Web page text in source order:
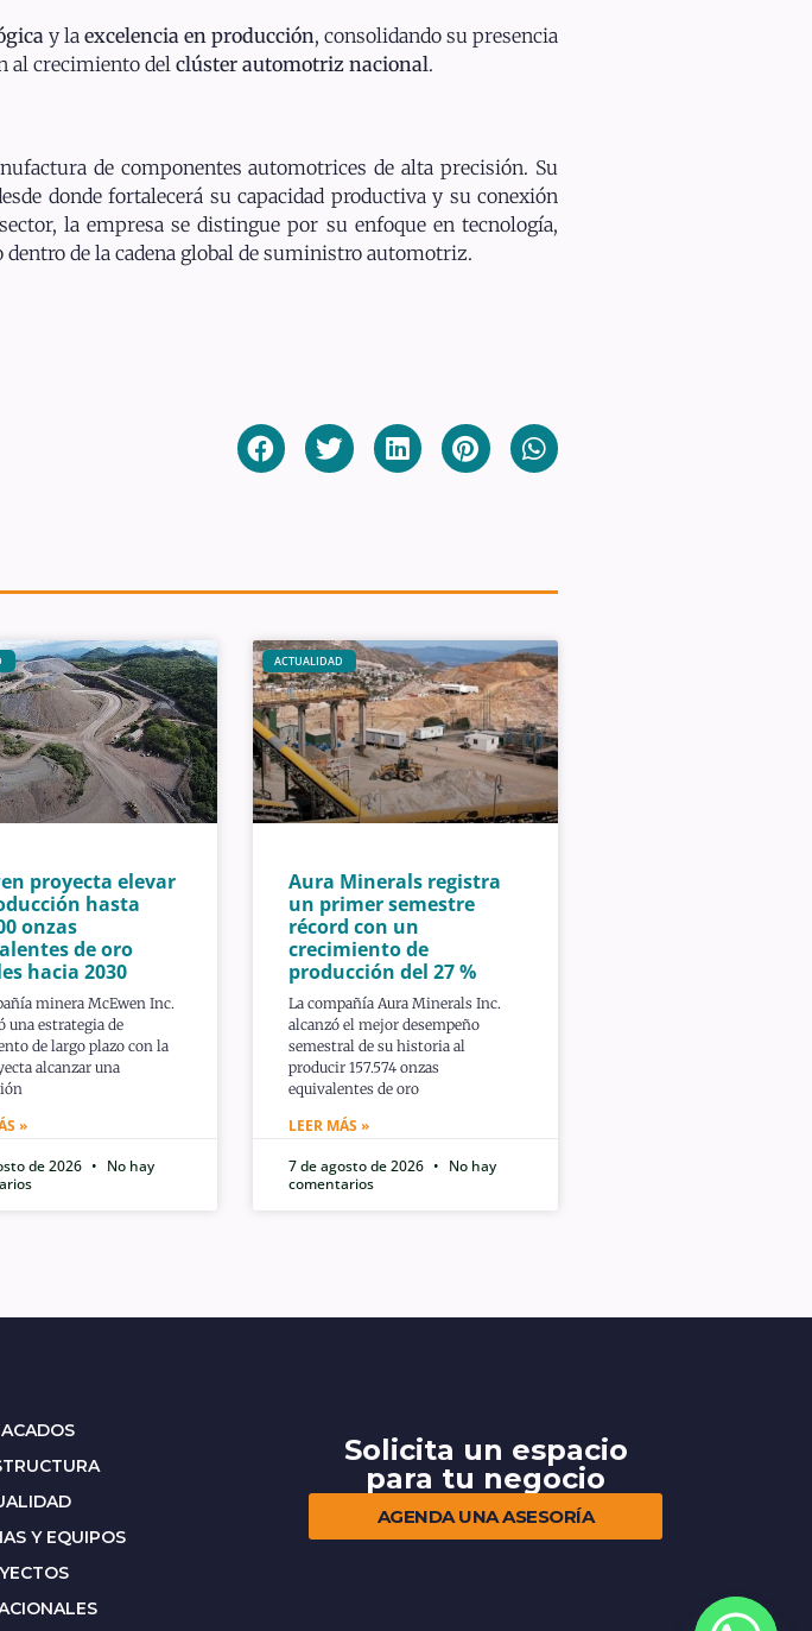
y la excelencia en producción, consolidando su presencia
al crecimiento del clúster automotriz nacional.
de componentes automotrices de alta precisión. Su
donde fortalecerá su capacidad productiva y su conexión
la empresa se distingue por su enfoque en tecnología,
de la cadena global de suministro automotriz.
proyecta elevar
hasta
onzas
de oro
hacia 2030
minera McEwen Inc.
una estrategia de
de largo plazo con la
alcanzar una
»
de 2026
No hay
ACTUALIDAD
Aura Minerals registra
un primer semestre
récord con un
crecimiento de
producción del 27 %
La compañía Aura Minerals Inc.
alcanzó el mejor desempeño
semestral de su historia al
producir 157.574 onzas
equivalentes de oro
LEER MÁS »
7 de agosto de 2026
No hay
comentarios
Y EQUIPOS
Solicita un espacio
para tu negocio
AGENDA UNA ASESORÍA